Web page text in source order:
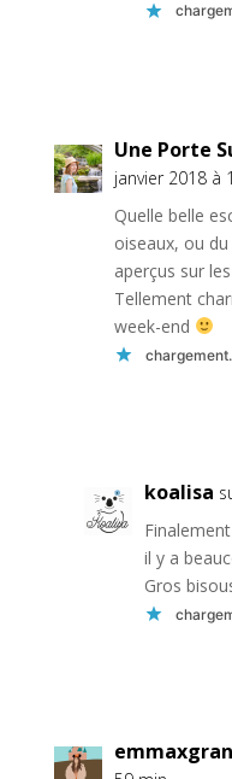
Une Porte
janvier 2018 à
Quelle belle
oiseaux, ou
aperçus sur
Tellement
week-end
koalisa
il y a
Gros